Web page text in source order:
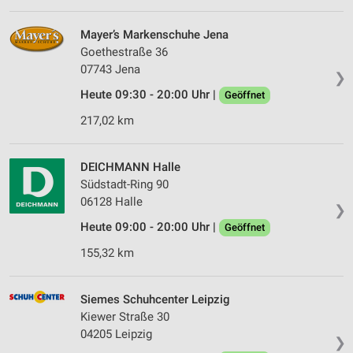
❯
Mayer’s Markenschuhe Jena
Goethestraße 36
07743 Jena
Heute 09:30 - 20:00 Uhr |
Geöffnet
217,02 km
❯
DEICHMANN Halle
Südstadt-Ring 90
06128 Halle
Heute 09:00 - 20:00 Uhr |
Geöffnet
155,32 km
❯
Siemes Schuhcenter Leipzig
Kiewer Straße 30
04205 Leipzig
personalisierter Werbung
Erstellung von Profilen zur Personalisierung
von Inhalten
Verwendung von Profilen zur Auswahl
personalisierter Inhalte
Messung der Performance von Inhalten
Analyse von Zielgruppen durch Statistiken oder
Kombinationen von Daten aus verschiedenen
Verwendung reduzierter Daten zur Auswahl von